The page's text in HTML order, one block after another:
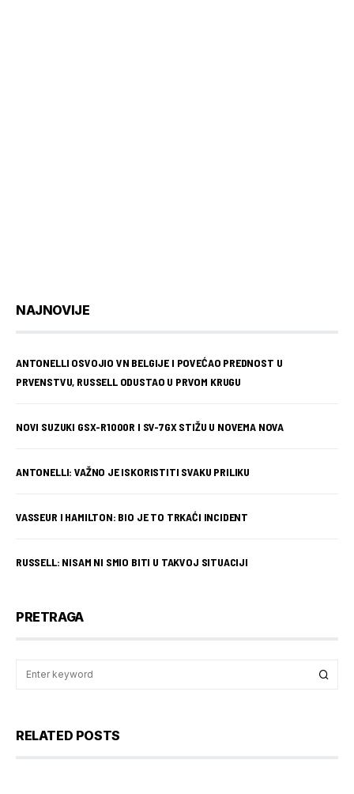
NAJNOVIJE
ANTONELLI OSVOJIO VN BELGIJE I POVEĆAO PREDNOST U
PRVENSTVU, RUSSELL ODUSTAO U PRVOM KRUGU
NOVI SUZUKI GSX-R1000R I SV-7GX STIŽU U NOVEMA NOVA
ANTONELLI: VAŽNO JE ISKORISTITI SVAKU PRILIKU
VASSEUR I HAMILTON: BIO JE TO TRKAĆI INCIDENT
RUSSELL: NISAM NI SMIO BITI U TAKVOJ SITUACIJI
PRETRAGA
RELATED POSTS